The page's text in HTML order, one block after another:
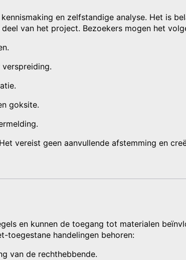
en zelfstandige analyse. Het is
van het project. Bezoekers mogen het
goksite.
vereist geen aanvullende afstemming en
en kunnen de toegang tot materialen
toegestane handelingen behoren:
van de rechthebbende.